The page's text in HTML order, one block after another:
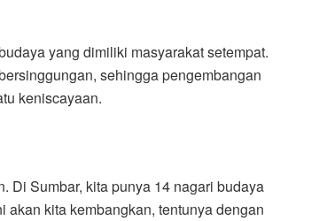
yang dimiliki masyarakat setempat.
sehingga pengembangan
keniscayaan.
Di Sumbar, kita punya 14 nagari budaya
akan kita kembangkan, tentunya dengan